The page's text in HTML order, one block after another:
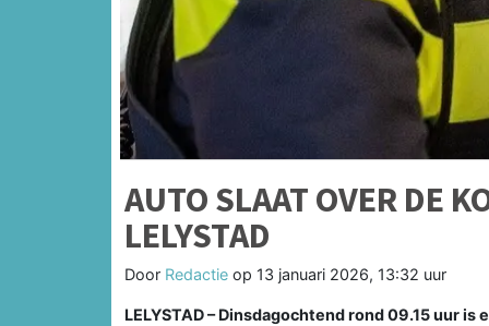
AUTO SLAAT OVER DE
LELYSTAD
Door Redactie op 13 januari 2026, 13:32 uur
LELYSTAD – Dinsdagochtend rond 09.15 uur